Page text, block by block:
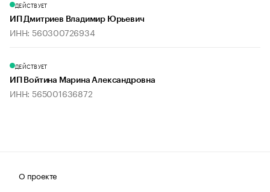
ДЕЙСТВУЕТ
ИП Дмитриев Владимир Юрьевич
ИНН: 560300726934
ДЕЙСТВУЕТ
ИП Войтина Марина Александровна
ИНН: 565001636872
О проекте